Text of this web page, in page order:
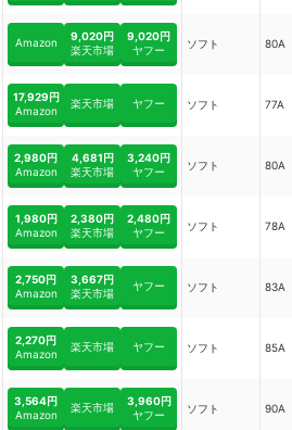
Amazon
9,020円
楽天市場
9,020円
ヤフー
ソフト 80A
17,929円
Amazon
楽天市場 ヤフー ソフト 77A
2,980円
Amazon
4,681円
楽天市場
3,240円
ヤフー
ソフト 80A
1,980円
Amazon
2,380円
楽天市場
2,480円
ヤフー
ソフト 78A
2,750円
Amazon
3,667円
楽天市場
ヤフー ソフト 83A
2,270円
Amazon
楽天市場 ヤフー ソフト 85A
3,564円
Amazon
楽天市場
3,960円
ヤフー
ソフト 90A